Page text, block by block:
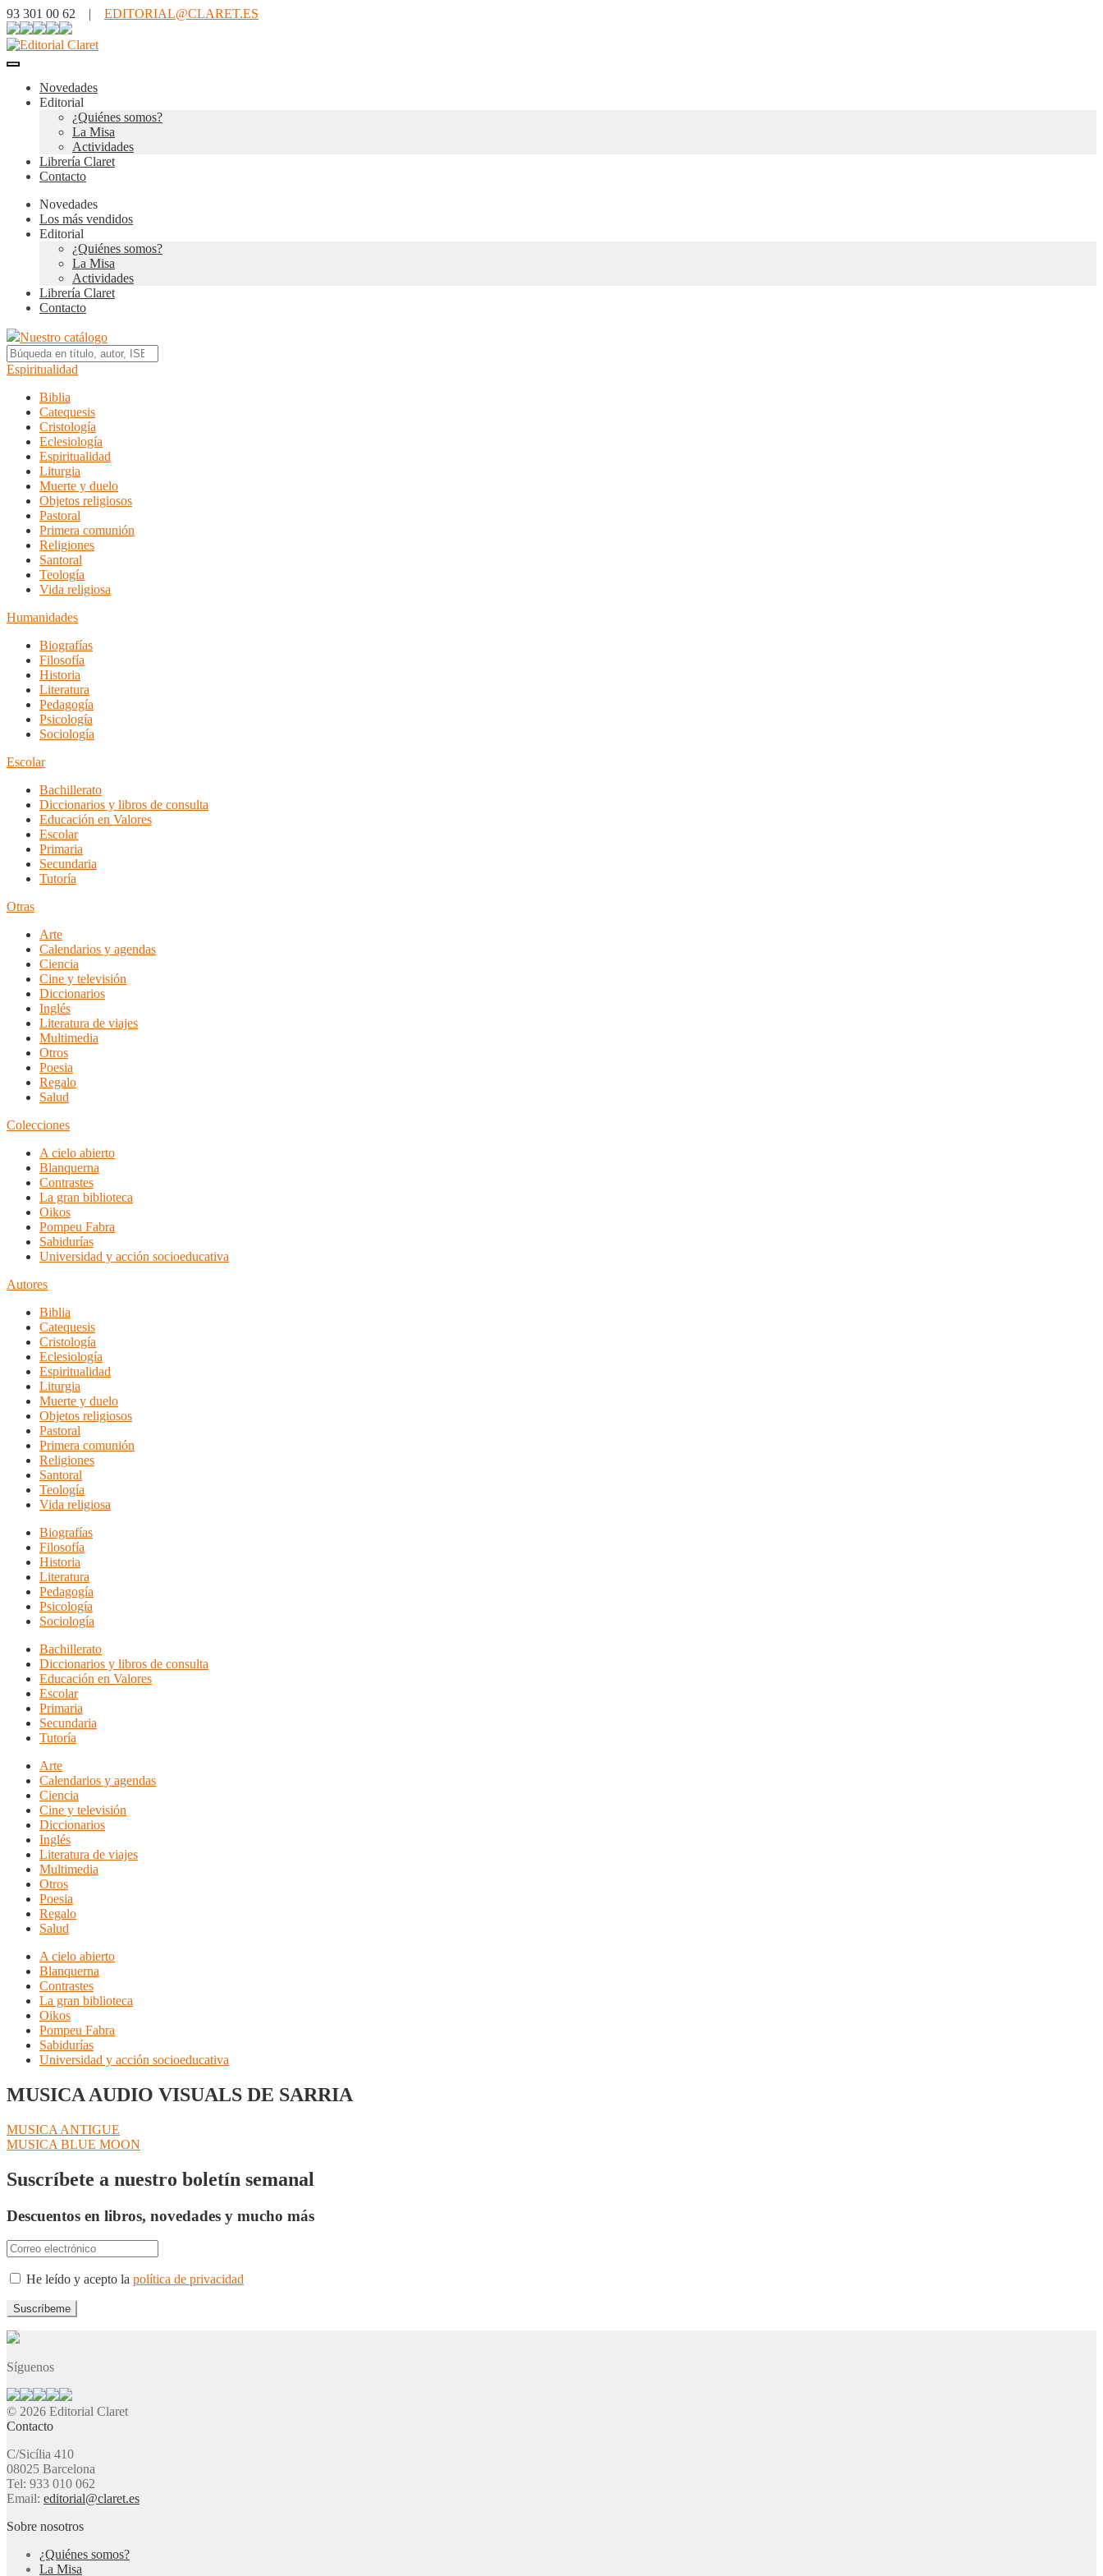
93 301 00 62 | EDITORIAL@CLARET.ES
Novedades
Editorial
¿Quiénes somos?
La Misa
Actividades
Librería Claret
Contacto
Novedades
Los más vendidos
Editorial
¿Quiénes somos?
La Misa
Actividades
Librería Claret
Contacto
Nuestro catálogo
Espiritualidad
Biblia
Catequesis
Cristología
Eclesiología
Espiritualidad
Liturgia
Muerte y duelo
Objetos religiosos
Pastoral
Primera comunión
Religiones
Santoral
Teología
Vida religiosa
Humanidades
Biografías
Filosofía
Historia
Literatura
Pedagogía
Psicología
Sociología
Escolar
Bachillerato
Diccionarios y libros de consulta
Educación en Valores
Escolar
Primaria
Secundaria
Tutoría
Otras
Arte
Calendarios y agendas
Ciencia
Cine y televisión
Diccionarios
Inglés
Literatura de viajes
Multimedia
Otros
Poesia
Regalo
Salud
Colecciones
A cielo abierto
Blanquerna
Contrastes
La gran biblioteca
Oikos
Pompeu Fabra
Sabidurías
Universidad y acción socioeducativa
Autores
Biblia
Catequesis
Cristología
Eclesiología
Espiritualidad
Liturgia
Muerte y duelo
Objetos religiosos
Pastoral
Primera comunión
Religiones
Santoral
Teología
Vida religiosa
Biografías
Filosofía
Historia
Literatura
Pedagogía
Psicología
Sociología
Bachillerato
Diccionarios y libros de consulta
Educación en Valores
Escolar
Primaria
Secundaria
Tutoría
Arte
Calendarios y agendas
Ciencia
Cine y televisión
Diccionarios
Inglés
Literatura de viajes
Multimedia
Otros
Poesia
Regalo
Salud
A cielo abierto
Blanquerna
Contrastes
La gran biblioteca
Oikos
Pompeu Fabra
Sabidurías
Universidad y acción socioeducativa
MUSICA AUDIO VISUALS DE SARRIA
Navegación
de
entradas
Anterior:
MUSICA ANTIGUE
Siguiente:
MUSICA BLUE MOON
Suscríbete a nuestro boletín semanal
Descuentos en libros, novedades y mucho más
He leído y acepto la política de privacidad
Síguenos
© 2026 Editorial Claret
Contacto
C/Sicília 410
08025 Barcelona
Tel: 933 010 062
Email: editorial@claret.es
Sobre nosotros
¿Quiénes somos?
La Misa